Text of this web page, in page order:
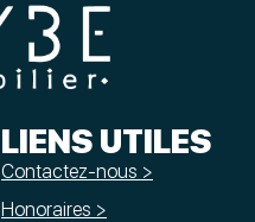
LIENS UTILES
Contactez-nous >
Honoraires >